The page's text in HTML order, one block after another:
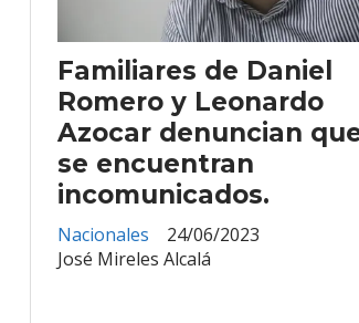
Familiares de Daniel
Romero y Leonardo
Azocar denuncian
se encuentran
incomunicados.
José Mireles Alcalá
Nacionales 24/06/2023